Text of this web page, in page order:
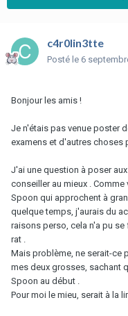
c4r0lin3tte
Posté le 6
Bonjour les amis !
Je n'étais pas venue poster
examens et d'autres choses
J'ai une question à poser
conseiller au mieux .
Spoon qui approchent à
quelque temps, j'aurais du
raisons perso, cela n'a pu
rat .
Mais problème, ne serait-ce
mes deux grosses, sachant
Spoon au début .
Pour moi le mieu, serait à la